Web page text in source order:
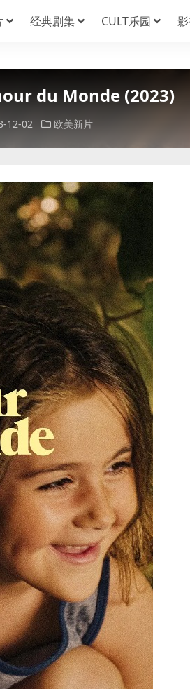
经典剧集 CULT乐园
du Monde (2023)
12-02 欧美新片